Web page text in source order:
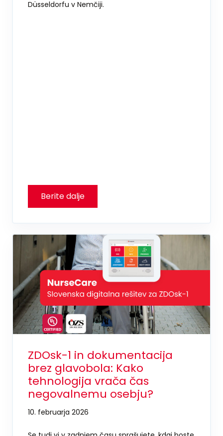
Düsseldorfu v Nemčiji.
ZDOsk-1 in dokumentacija
brez glavobola: Kako
tehnologija vrača čas
negovalnemu osebju?
10. februarja 2026